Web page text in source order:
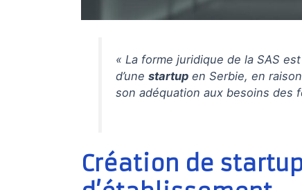
« La forme juridique de la SAS
d’une startupen Serbie, en
son adéquation aux besoins des
Création de